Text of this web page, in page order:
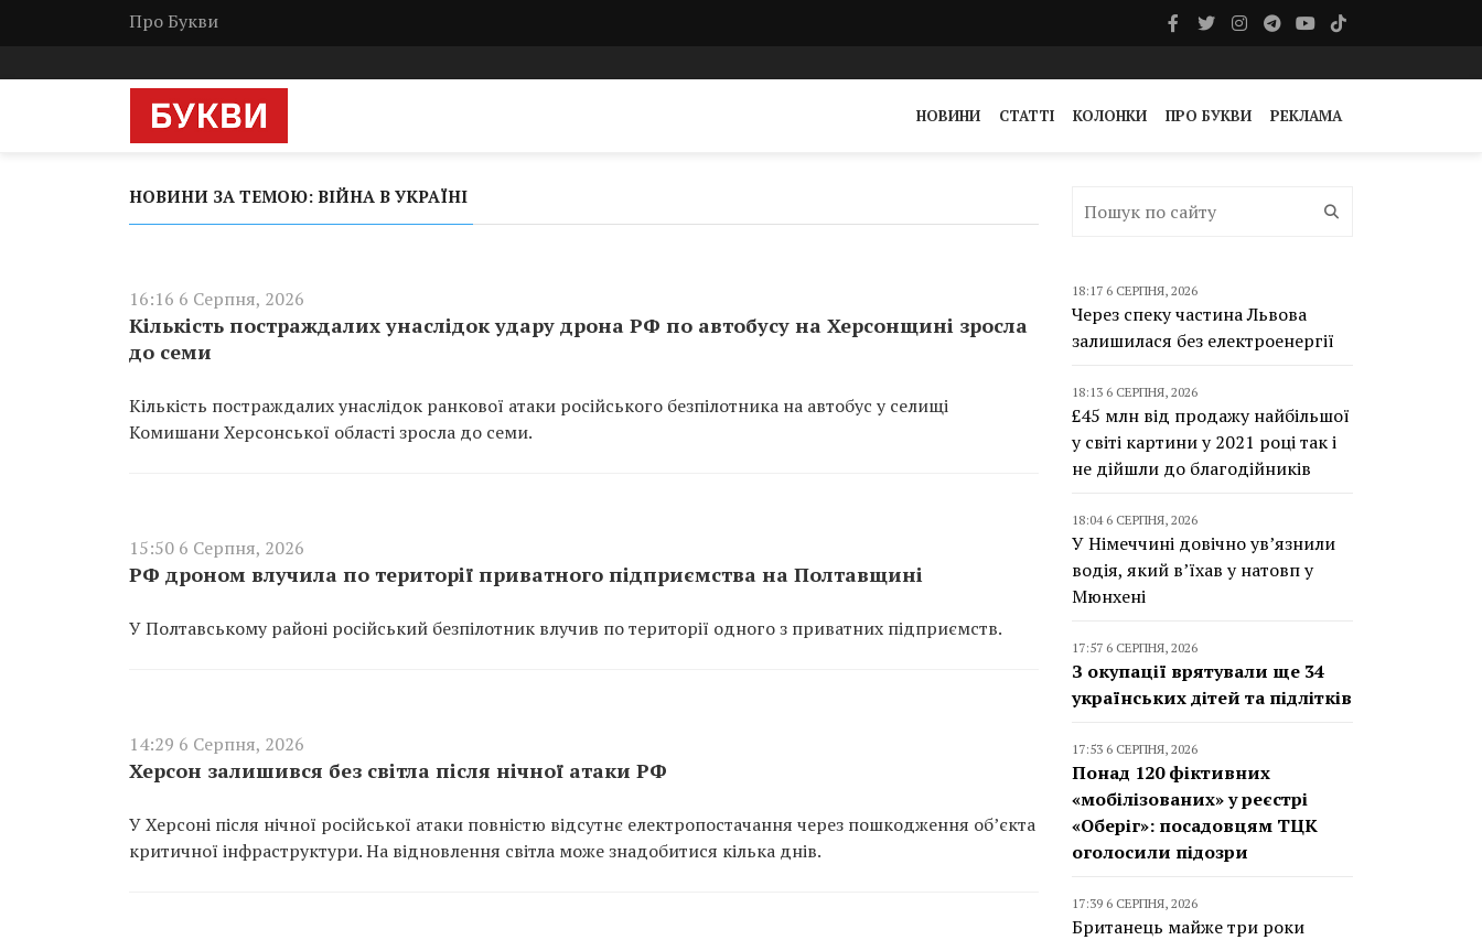
Про Букви
НОВИНИ СТАТТІ КОЛОНКИ ПРО БУКВИ РЕКЛАМА
НОВИНИ ЗА ТЕМОЮ: ВІЙНА В УКРАЇНІ
16:16 6 Серпня, 2026
Кількість постраждалих унаслідок удару дрона РФ по автобусу на Херсонщині зросла
до семи
Кількість постраждалих унаслідок ранкової атаки російського безпілотника на автобус у селищі
Комишани Херсонської області зросла до семи.
15:50 6 Серпня, 2026
РФ дроном влучила по території приватного підприємства на Полтавщині
У Полтавському районі російський безпілотник влучив по території одного з приватних підприємств.
14:29 6 Серпня, 2026
Херсон залишився без світла після нічної атаки РФ
У Херсоні після нічної російської атаки повністю відсутнє електропостачання через пошкодження об’єкта
критичної інфраструктури. На відновлення світла може знадобитися кілька днів.
18:17 6 СЕРПНЯ, 2026
Через спеку частина Львова
залишилася без електроенергії
18:13 6 СЕРПНЯ, 2026
£45 млн від продажу найбільшої
у світі картини у 2021 році так і
не дійшли до благодійників
18:04 6 СЕРПНЯ, 2026
У Німеччині довічно ув’язнили
водія, який в’їхав у натовп у
Мюнхені
17:57 6 СЕРПНЯ, 2026
З окупації врятували ще 34
українських дітей та підлітків
17:53 6 СЕРПНЯ, 2026
Понад 120 фіктивних
«мобілізованих» у реєстрі
«Оберіг»: посадовцям ТЦК
оголосили підозри
17:39 6 СЕРПНЯ, 2026
Британець майже три роки